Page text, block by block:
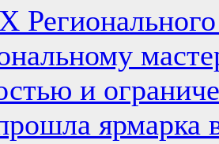
и
ярмарка